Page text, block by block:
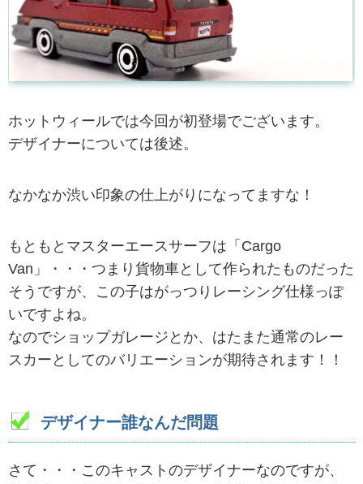
ホットウィールでは今回が初登場でございます。
デザイナーについては後述。
なかなか渋い印象の仕上がりになってますな！
もともとマスターエースサーフは「Cargo
Van」・・・つまり貨物車として作られたものだった
そうですが、この子はがっつりレーシング仕様っぽ
いですよね。
なのでショップガレージとか、はたまた通常のレー
スカーとしてのバリエーションが期待されます！！
デザイナー誰なんだ問題
さて・・・このキャストのデザイナーなのですが、